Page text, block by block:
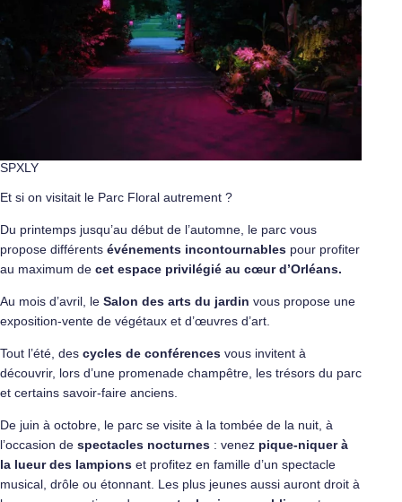
SPXLY
Et si on visitait le Parc Floral autrement ?
Du printemps jusqu’au début de l’automne, le parc vous
propose différents événements incontournables pour profiter
au maximum de cet espace privilégié au cœur d’Orléans.
Au mois d’avril, le Salon des arts du jardin vous propose une
exposition-vente de végétaux et d’œuvres d’art.
Tout l’été, des cycles de conférences vous invitent à
découvrir, lors d’une promenade champêtre, les trésors du parc
et certains savoir-faire anciens.
De juin à octobre, le parc se visite à la tombée de la nuit, à
l’occasion de spectacles nocturnes : venez pique-niquer à
la lueur des lampions et profitez en famille d’un spectacle
musical, drôle ou étonnant. Les plus jeunes aussi auront droit à